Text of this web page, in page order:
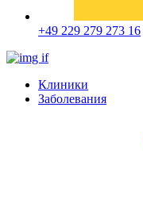
+49 229 279 273 16
Клиники
Заболевания